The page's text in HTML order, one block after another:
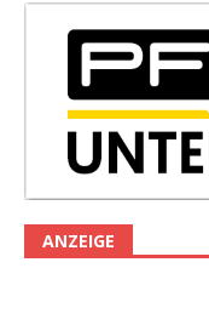
ANZEIGE